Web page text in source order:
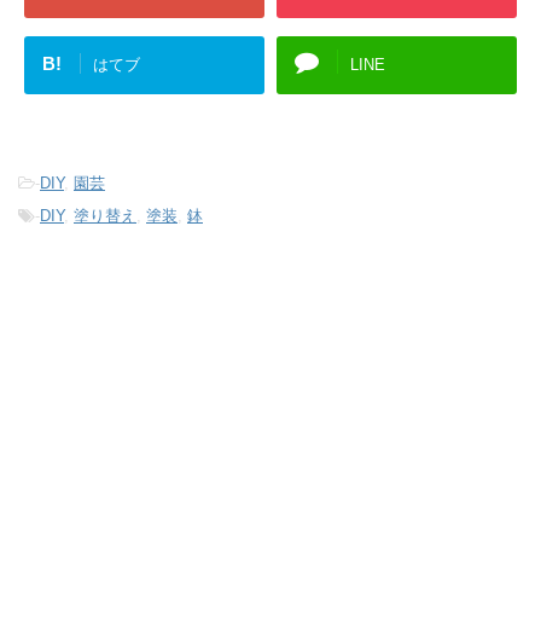
B! はてブ LINE
-DIY, 園芸
-DIY, 塗り替え 塗装 鉢